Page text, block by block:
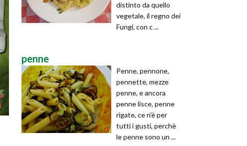
distinto da quello
vegetale, il regno dei
Fungi, con c ...
penne
Penne, pennone,
pennette, mezze
penne, e ancora
penne lisce, penne
rigate, ce n'è per
tutti i gusti, perchè
le penne sono un ...